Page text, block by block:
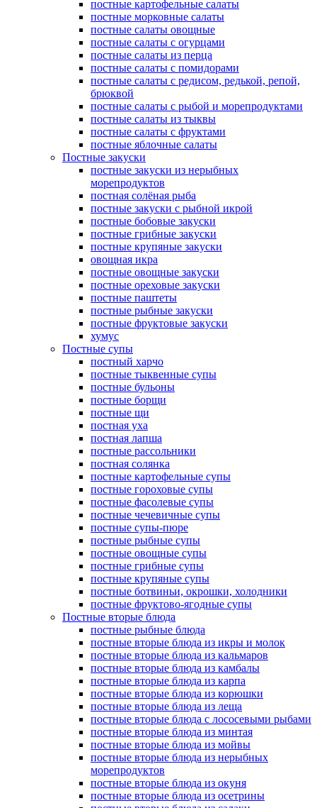
постные картофельные салаты
постные морковные салаты
постные салаты овощные
постные салаты с огурцами
постные салаты из перца
постные салаты с помидорами
постные салаты с редисом, редькой, репой,
брюквой
постные салаты с рыбой и морепродуктами
постные салаты из тыквы
постные салаты с фруктами
постные яблочные салаты
Постные закуски
постные закуски из нерыбных
морепродуктов
постная солёная рыба
постные закуски с рыбной икрой
постные бобовые закуски
постные грибные закуски
постные крупяные закуски
овощная икра
постные овощные закуски
постные ореховые закуски
постные паштеты
постные рыбные закуски
постные фруктовые закуски
хумус
Постные супы
постный харчо
постные тыквенные супы
постные бульоны
постные борщи
постные щи
постная уха
постная лапша
постные рассольники
постная солянка
постные картофельные супы
постные гороховые супы
постные фасолевые супы
постные чечевичные супы
постные супы-пюре
постные рыбные супы
постные овощные супы
постные грибные супы
постные крупяные супы
постные ботвиньи, окрошки, холодники
постные фруктово-ягодные супы
Постные вторые блюда
постные рыбные блюда
постные вторые блюда из икры и молок
постные вторые блюда из кальмаров
постные вторые блюда из камбалы
постные вторые блюда из карпа
постные вторые блюда из корюшки
постные вторые блюда из леща
постные вторые блюда с лососевыми рыбами
постные вторые блюда из минтая
постные вторые блюда из мойвы
постные вторые блюда из нерыбных
морепродуктов
постные вторые блюда из окуня
постные вторые блюда из осетрины